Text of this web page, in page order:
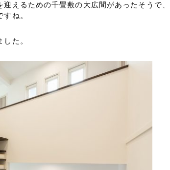
えるための千畳敷の大広間があったそうで、
ね。
た。